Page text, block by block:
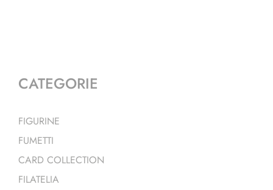
CATEGORIE
FIGURINE
FUMETTI
CARD COLLECTION
FILATELIA